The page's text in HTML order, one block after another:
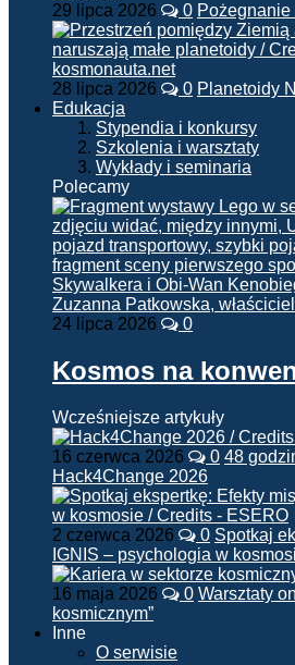
29 lipca 2026 0 Pożegnanie
28 lipca 2026 0 Planetoidy
Edukacja
Stypendia i konkursy
Szkolenia i warsztaty
Wykłady i seminaria
Polecamy
24 lipca 2026 0
Kosmos na
Wcześniejsze artykuły
16 czerwca 2026 0 48
Hack4Change 2026
2 czerwca 2026 0 Spotkaj
IGNIS – psychologia w
16 maja 2026 0 Warsztaty
kosmicznym”
Inne
O serwisie